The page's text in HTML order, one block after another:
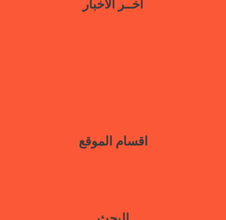
اخــر الاخبار
اقسام الموقع